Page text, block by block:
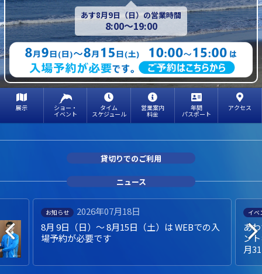
あす8月9日（日）の営業時間
8:00～19:00
展示 ショー・
イベント
タイム
スケジュール
営業案内
料金
年間
パスポート
アクセス
貸切りでのご利用
ニュース
お知らせ
2026年07月18日
8月 9日（日）～ 8月15日（土）は WEBでの入
場予約が必要です
イベ
あ
ン
月